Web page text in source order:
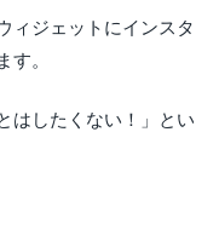
ィジェットにインスタ
す。
はしたくない！」とい